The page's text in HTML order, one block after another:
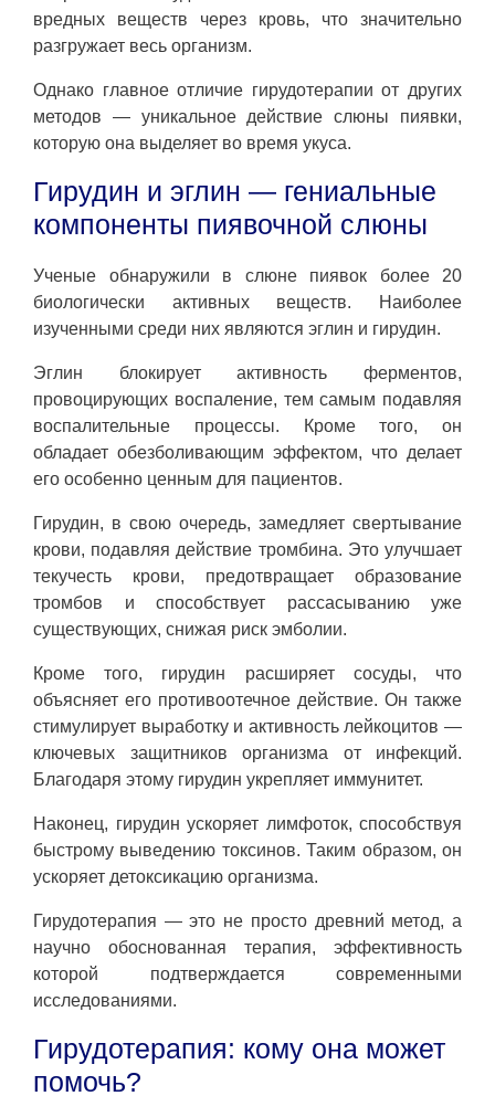
вредных веществ через кровь, что значительно
разгружает весь организм.
Однако главное отличие гирудотерапии от других
методов — уникальное действие слюны пиявки,
которую она выделяет во время укуса.
Гирудин и эглин — гениальные
компоненты пиявочной слюны
Ученые обнаружили в слюне пиявок более 20
биологически активных веществ. Наиболее
изученными среди них являются эглин и гирудин.
Эглин блокирует активность ферментов,
провоцирующих воспаление, тем самым подавляя
воспалительные процессы. Кроме того, он
обладает обезболивающим эффектом, что делает
его особенно ценным для пациентов.
Гирудин, в свою очередь, замедляет свертывание
крови, подавляя действие тромбина. Это улучшает
текучесть крови, предотвращает образование
тромбов и способствует рассасыванию уже
существующих, снижая риск эмболии.
Кроме того, гирудин расширяет сосуды, что
объясняет его противоотечное действие. Он также
стимулирует выработку и активность лейкоцитов —
ключевых защитников организма от инфекций.
Благодаря этому гирудин укрепляет иммунитет.
Наконец, гирудин ускоряет лимфоток, способствуя
быстрому выведению токсинов. Таким образом, он
ускоряет детоксикацию организма.
Гирудотерапия — это не просто древний метод, а
научно обоснованная терапия, эффективность
которой подтверждается современными
исследованиями.
Гирудотерапия: кому она может
помочь?